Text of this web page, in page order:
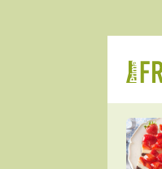
RYCHLOVKY